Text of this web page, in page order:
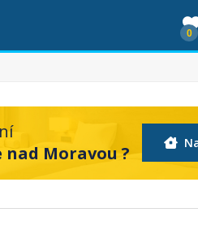
0
nad Moravou ?